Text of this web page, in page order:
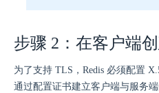
步骤 2：在客户端
为了支持 TLS，Redis 必须配置
通过配置证书建立客户端与服务